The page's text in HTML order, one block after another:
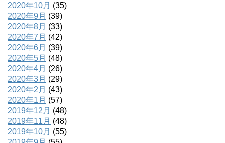
2020年10月 (35)
2020年9月 (39)
2020年8月 (33)
2020年7月 (42)
2020年6月 (39)
2020年5月 (48)
2020年4月 (26)
2020年3月 (29)
2020年2月 (43)
2020年1月 (57)
2019年12月 (48)
2019年11月 (48)
2019年10月 (55)